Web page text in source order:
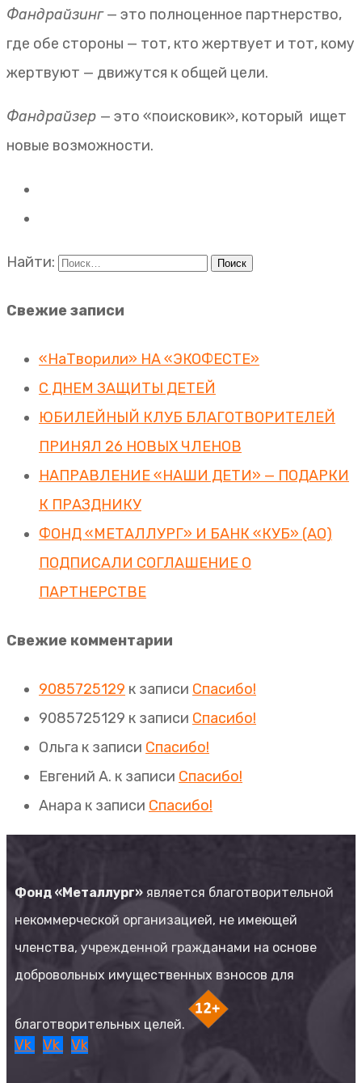
Фандрайзинг— это полноценное партнерство,
где обе стороны — тот, кто жертвует и тот, кому
жертвуют — движутся к общей цели.
Фандрайзер — это «поисковик», который ищет
новые возможности.
Найти:
Свежие записи
«НаТворили» НА «ЭКОФЕСТЕ»
С ДНЕМ ЗАЩИТЫ ДЕТЕЙ
ЮБИЛЕЙНЫЙ КЛУБ БЛАГОТВОРИТЕЛЕЙ
ПРИНЯЛ 26 НОВЫХ ЧЛЕНОВ
НАПРАВЛЕНИЕ «НАШИ ДЕТИ» — ПОДАРКИ
К ПРАЗДНИКУ
ФОНД «МЕТАЛЛУРГ» И БАНК «КУБ» (АО)
ПОДПИСАЛИ СОГЛАШЕНИЕ О
ПАРТНЕРСТВЕ
Свежие комментарии
9085725129 к записи Спасибо!
9085725129 к записи Спасибо!
Ольга к записи Спасибо!
Евгений А. к записи Спасибо!
Анара к записи Спасибо!
Фонд «Металлург» является благотворительной
некоммерческой организацией, не имеющей
членства, учрежденной гражданами на основе
добровольных имущественных взносов для
благотворительных целей.
Vk Vk Vk